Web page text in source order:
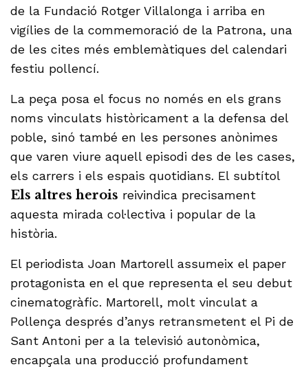
de la Fundació Rotger Villalonga i arriba en
vigílies de la commemoració de la Patrona, una
de les cites més emblemàtiques del calendari
festiu pollencí.
La peça posa el focus no només en els grans
noms vinculats històricament a la defensa del
poble, sinó també en les persones anònimes
que varen viure aquell episodi des de les cases,
els carrers i els espais quotidians. El subtítol
Els altres herois reivindica precisament
aquesta mirada col·lectiva i popular de la
història.
El periodista Joan Martorell assumeix el paper
protagonista en el que representa el seu debut
cinematogràfic. Martorell, molt vinculat a
Pollença després d’anys retransmetent el Pi de
Sant Antoni per a la televisió autonòmica,
encapçala una producció profundament